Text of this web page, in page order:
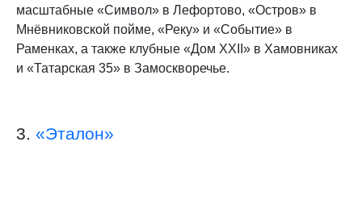
масштабные «Символ» в Лефортово, «Остров» в
Мнёвниковской пойме, «Реку» и «Событие» в
Раменках, а также клубные «Дом XXII» в Хамовниках
и «Татарская 35» в Замоскворечье.
3. «Эталон»